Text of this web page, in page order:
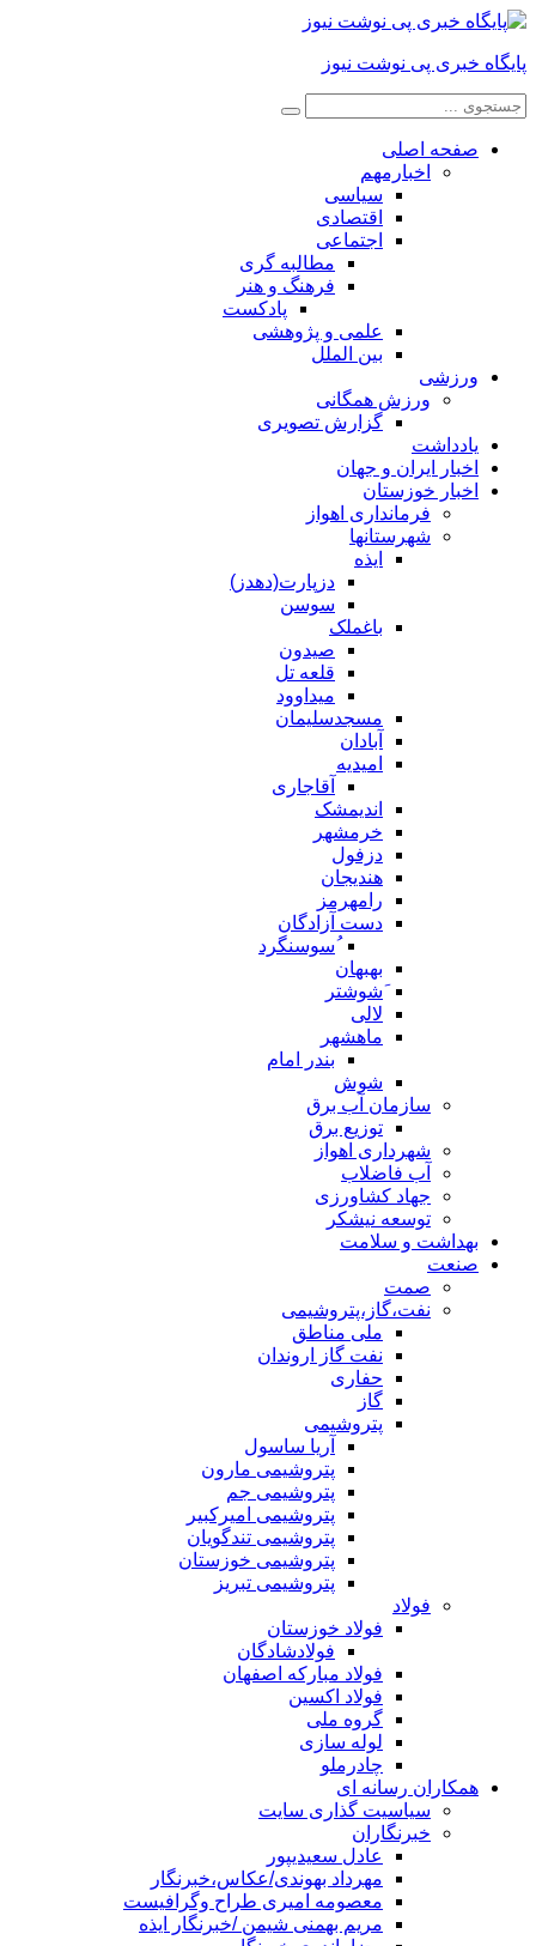
پایگاه خبری پی نوشت نیوز
صفحه اصلی
اخبارمهم
سیاسی
اقتصادی
اجتماعی
مطالبه گری
فرهنگ و هنر
پادکست
علمی و پژوهشی
بین الملل
ورزشی
ورزش همگانی
گزارش تصویری
یادداشت
اخبار ایران و جهان
اخبار خوزستان
فرمانداری اهواز
شهرستانها
ایذه
دزپارت(دهدز)
سوسن
باغملک
صیدون
قلعه تل
میداوود
مسجدسلیمان
آبادان
امیدیه
آقاجاری
اندیمشک
خرمشهر
دزفول
هندیجان
رامهرمز
دست آزادگان
ُسوسنگرد
بهبهان
َشوشتر
لالی
ماهشهر
بندر امام
شوش
سازمان آب برق
توزیع برق
شهرداری اهواز
آب فاضلاب
جهاد کشاورزی
توسعه نیشکر
بهداشت و سلامت
صنعت
صمت
نفت،گاز،پتروشیمی
ملی مناطق
نفت گاز اروندان
حفاری
گاز
پتروشیمی
آریا ساسول
پتروشیمی مارون
پتروشیمی جم
پتروشیمی امیرکبیر
پتروشیمی تندگویان
پتروشیمی خوزستان
پتروشیمی تبریز
فولاد
فولاد خوزستان
فولادشادگان
فولاد مبارکه اصفهان
فولاد اکسین
گروه ملی
لوله سازی
چادرملو
همکاران رسانه ای
سیاسیت گذاری سایت
خبرنگاران
عادل سعیدیپور
مهرداد بهوندی/عکاس،خبرنگار
معصومه امیری طراح وگرافیست
مریم بهمنی شیمن /خبرنگار ایذه